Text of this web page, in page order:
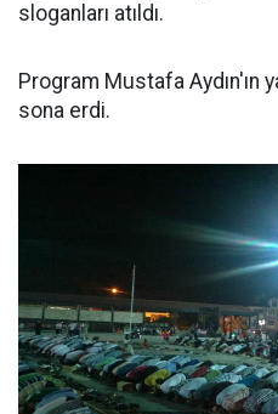
sloganları atıldı.
Program Mustafa Aydın'ın
sona erdi.